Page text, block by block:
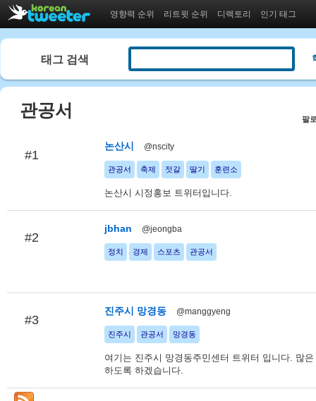
영향력 순위 리트윗 순위 디렉토리 인기 태그
태그 검색
관공서 팔
#1
논산시 @nscity
관공서 축제 젓갈 딸기 훈련소
논산시 시정홍보 트위터입니다.
#2
jbhan @jeongba
정치 경제 스포츠 관공서
#3
진주시 망경동 @manggyeng
진주시 관공서 망경동
여기는 진주시 망경동주민센터 트위터 입니다. 많
하도록 하겠습니다.